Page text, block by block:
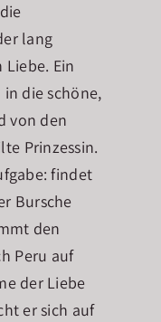
lang
Ein
die schöne,
von den
Prinzessin.
findet
Bursche
den
Peru auf
der Liebe
er sich auf